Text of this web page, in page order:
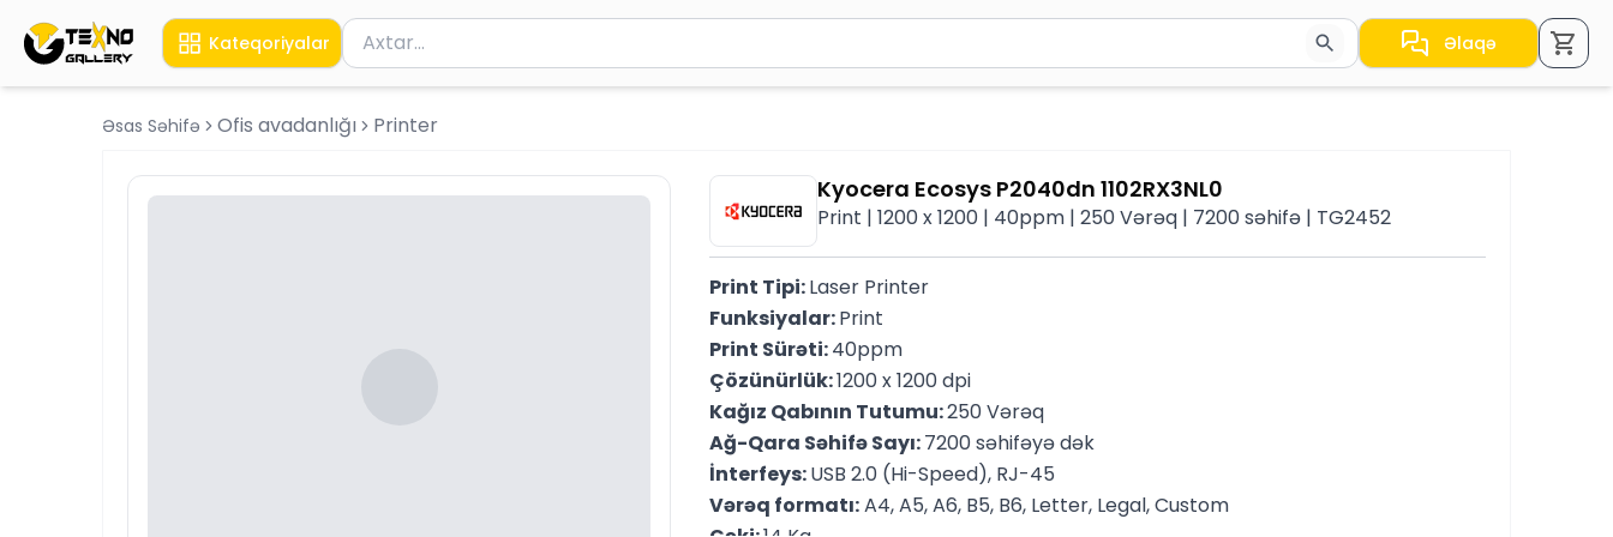
Kateqoriyalar Məhsul axtar
Axtarış üçün ən azı 2 simvol yazın. Göndərmək üçün Enter düyməsini basın və ya nəticələr arasında keçid etmək üçün ox
Əlaqə
Əsas Səhifə Ofis avadanlığı Printer
Kyocera Ecosys P2040dn 1102RX3NL0
Print | 1200 x 1200 | 40ppm | 250 Vərəq | 7200 səhifə | TG2452
Print Tipi: Laser Printer
Funksiyalar: Print
Print Sürəti: 40ppm
Çözünürlük: 1200 x 1200 dpi
Kağız Qabının Tutumu: 250 Vərəq
Ağ-Qara Səhifə Sayı: 7200 səhifəyə dək
İnterfeys: USB 2.0 (Hi-Speed), RJ-45
Vərəq formatı: A4, A5, A6, B5, B6, Letter, Legal, Custom